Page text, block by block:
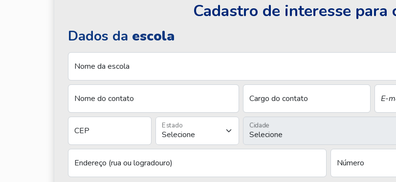
Cadastro de interesse para
Dados da escola
Nome da escola
Nome do contato Cargo do contato E-
CEP
Estado Cidade
Endereço (rua ou logradouro) Número